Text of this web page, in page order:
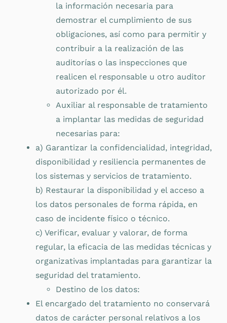
la información necesaria para
demostrar el cumplimiento de sus
obligaciones, así como para permitir y
contribuir a la realización de las
auditorías o las inspecciones que
realicen el responsable u otro auditor
autorizado por él.
Auxiliar al responsable de tratamiento
a implantar las medidas de seguridad
necesarias para:
a) Garantizar la confidencialidad, integridad,
disponibilidad y resiliencia permanentes de
los sistemas y servicios de tratamiento.
b) Restaurar la disponibilidad y el acceso a
los datos personales de forma rápida, en
caso de incidente físico o técnico.
c) Verificar, evaluar y valorar, de forma
regular, la eficacia de las medidas técnicas y
organizativas implantadas para garantizar la
seguridad del tratamiento.
Destino de los datos:
El encargado del tratamiento no conservará
datos de carácter personal relativos a los